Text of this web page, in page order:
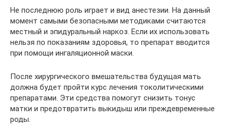
Не последнюю роль играет и вид анестезии. На данный
момент самыми безопасными методиками считаются
местный и эпидуральный наркоз. Если их использовать
нельзя по показаниям здоровья, то препарат вводится
при помощи ингаляционной маски.
После хирургического вмешательства будущая мать
должна будет пройти курс лечения токолитическими
препаратами. Эти средства помогут снизить тонус
матки и предотвратить выкидыш или преждевременные
роды.